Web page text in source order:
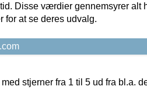
Disse værdier gennemsyrer alt
for at se deres udvalg.
stjerner fra 1 til 5 ud fra bl.a.